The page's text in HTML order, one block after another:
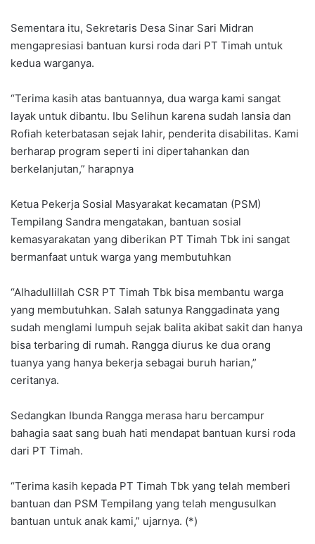
Sementara itu, Sekretaris Desa Sinar Sari Midran
mengapresiasi bantuan kursi roda dari PT Timah untuk
kedua warganya.
“Terima kasih atas bantuannya, dua warga kami sangat
layak untuk dibantu. Ibu Selihun karena sudah lansia dan
Rofiah keterbatasan sejak lahir, penderita disabilitas. Kami
berharap program seperti ini dipertahankan dan
berkelanjutan,” harapnya
Ketua Pekerja Sosial Masyarakat kecamatan (PSM)
Tempilang Sandra mengatakan, bantuan sosial
kemasyarakatan yang diberikan PT Timah Tbk ini sangat
bermanfaat untuk warga yang membutuhkan
“Alhadullillah CSR PT Timah Tbk bisa membantu warga
yang membutuhkan. Salah satunya Ranggadinata yang
sudah menglami lumpuh sejak balita akibat sakit dan hanya
bisa terbaring di rumah. Rangga diurus ke dua orang
tuanya yang hanya bekerja sebagai buruh harian,”
ceritanya.
Sedangkan Ibunda Rangga merasa haru bercampur
bahagia saat sang buah hati mendapat bantuan kursi roda
dari PT Timah.
“Terima kasih kepada PT Timah Tbk yang telah memberi
bantuan dan PSM Tempilang yang telah mengusulkan
bantuan untuk anak kami,” ujarnya. (*)